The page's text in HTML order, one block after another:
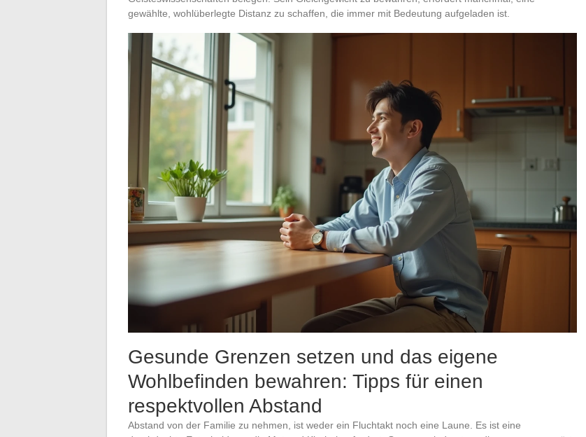
gewählte, wohlüberlegte Distanz zu schaffen, die immer mit Bedeutung aufgeladen ist.
Gesunde Grenzen setzen und das eigene
Wohlbefinden bewahren: Tipps für einen
respektvollen Abstand
Abstand von der Familie zu nehmen, ist weder ein Fluchtakt noch eine Laune. Es ist eine